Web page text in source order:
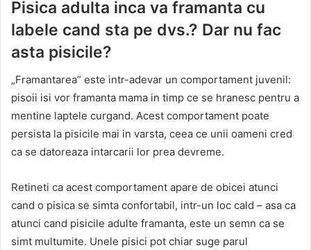
Pisica adulta inca va framanta cu
labele cand sta pe dvs.? Dar nu fac
asta pisicile?
„Framantarea” este intr-adevar un comportament juvenil:
pisoii isi vor framanta mama in timp ce se hranesc pentru a
mentine laptele curgand. Acest comportament poate
persista la pisicile mai in varsta, ceea ce unii oameni cred
ca se datoreaza intarcarii lor prea devreme.
Retineti ca acest comportament apare de obicei atunci
cand o pisica se simta confortabil, intr-un loc cald – asa ca
atunci cand pisicile adulte framanta, este un semn ca se
simt multumite. Unele pisici pot chiar suge parul